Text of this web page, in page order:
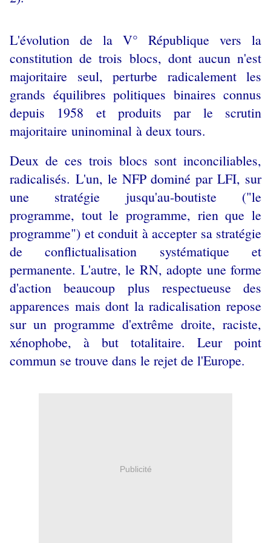
L'évolution de la V° République vers la
constitution de trois blocs, dont aucun n'est
majoritaire seul, perturbe radicalement les
grands équilibres politiques binaires connus
depuis 1958 et produits par le scrutin
majoritaire uninominal à deux tours.
Deux de ces trois blocs sont inconciliables,
radicalisés. L'un, le NFP dominé par LFI, sur
une stratégie jusqu'au-boutiste ("le
programme, tout le programme, rien que le
programme") et conduit à accepter sa stratégie
de conflictualisation systématique et
permanente. L'autre, le RN, adopte une forme
d'action beaucoup plus respectueuse des
apparences mais dont la radicalisation repose
sur un programme d'extrême droite, raciste,
xénophobe, à but totalitaire. Leur point
commun se trouve dans le rejet de l'Europe.
Publicité